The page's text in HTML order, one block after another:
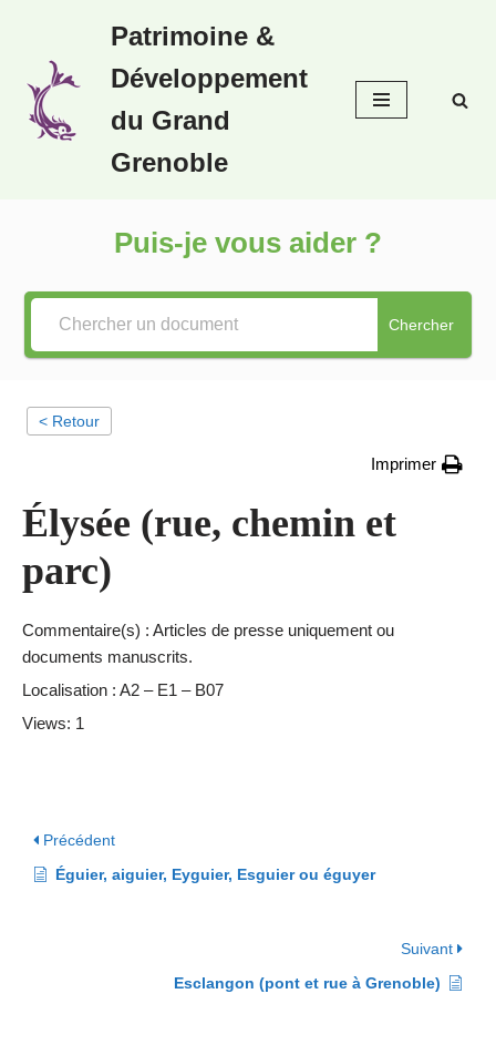
au
contenu
Patrimoine &
Développement
du Grand
Grenoble
Puis-je vous aider ?
Chercher
< Retour
Imprimer
Élysée (rue, chemin et
parc)
Commentaire(s) : Articles de presse uniquement ou
documents manuscrits.
Localisation : A2 – E1 – B07
Views: 1
Précédent
Éguier, aiguier, Eyguier, Esguier ou éguyer
Suivant
Esclangon (pont et rue à Grenoble)